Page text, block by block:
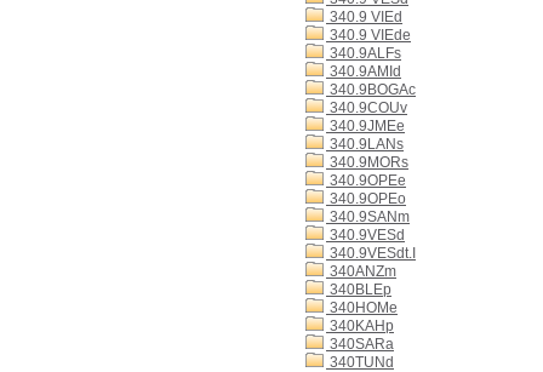
340.9 VIEd
340.9 VIEde
340.9ALFs
340.9AMId
340.9BOGAc
340.9COUv
340.9JMEe
340.9LANs
340.9MORs
340.9OPEe
340.9OPEo
340.9SANm
340.9VESd
340.9VESdt.I
340ANZm
340BLEp
340HOMe
340KAHp
340SARa
340TUNd